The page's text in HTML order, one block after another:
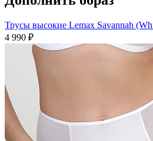
Трусы высокие Lemax Savannah
4 990 ₽